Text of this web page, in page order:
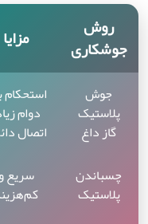
روش
جوشکاری مزایا
جوش
پلاستیک
گاز داغ
استحکام
دوام
اتصال
چسباندن
پلاستیک
سریع